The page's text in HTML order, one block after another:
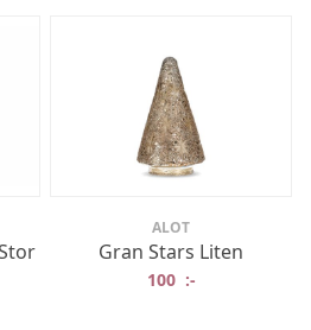
ALOT
Gran Stars Liten
100 :-